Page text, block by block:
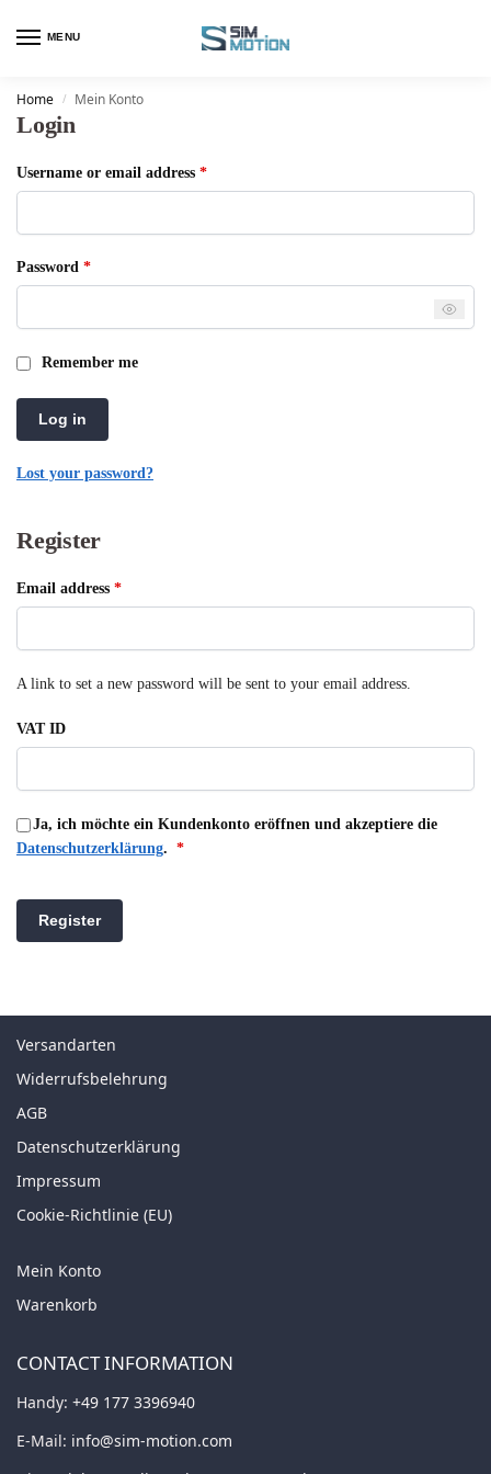
MENU
Home / Mein Konto
Login
Username or email address *
Password *
Remember me
Log in
Lost your password?
Register
Email address *
A link to set a new password will be sent to your email address.
VAT ID
Ja, ich möchte ein Kundenkonto eröffnen und akzeptiere die
Datenschutzerklärung. *
Register
Versandarten
Widerrufsbelehrung
AGB
Datenschutzerklärung
Impressum
Cookie-Richtlinie (EU)
Mein Konto
Warenkorb
CONTACT INFORMATION
Handy: +49 177 3396940
E-Mail: info@sim-motion.com